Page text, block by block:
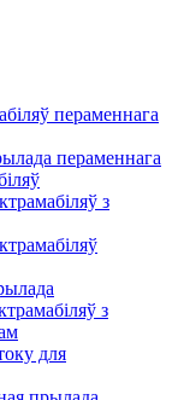
пераменнага
пераменнага
з
з
для